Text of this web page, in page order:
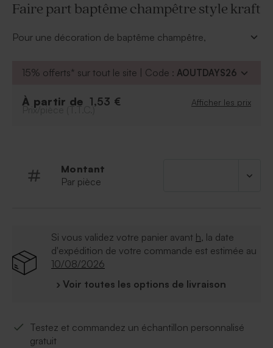
Faire part baptême champêtre style kraft
Pour une décoration de baptême champêtre,
À personnaliser :
Informations essentielles : Prénom du baptisé,
Possibilité d'ajouter le symbole de votre choix
grâce à notre outil de personnalisation.
Qualité du papier : papier cartonné épais. Finition
naturel.
Format :12*12cm
Quantité minimum :10
15% offerts* sur tout le site | Code : AOUTDAYS26
À partir de 1,53 € Afficher les prix
Prix/pièce (T.T.C.)
Montant
Par pièce
Si vous validez votre panier avant h, la date
d'expédition de votre commande est estimée au
10/08/2026
› Voir toutes les options de livraison
Testez et commandez un échantillon personnalisé
gratuit